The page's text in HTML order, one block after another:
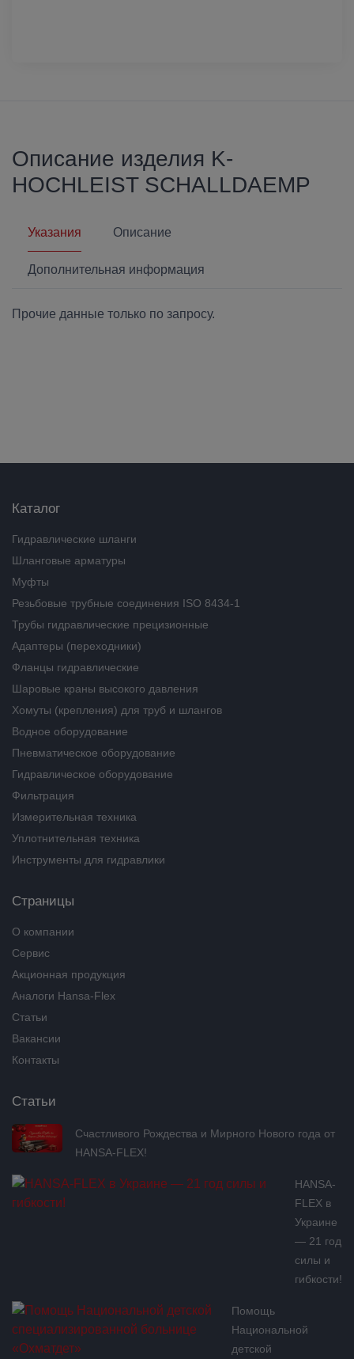
Описание изделия K-
HOCHLEIST SCHALLDAEMP
Указания Описание
Дополнительная информация
Прочие данные только по запросу.
Каталог
Гидравлические шланги
Шланговые арматуры
Муфты
Резьбовые трубные соединения ISO 8434-1
Трубы гидравлические прецизионные
Адаптеры (переходники)
Фланцы гидравлические
Шаровые краны высокого давления
Хомуты (крепления) для труб и шлангов
Водное оборудование
Пневматическое оборудование
Гидравлическое оборудование
Фильтрация
Измерительная техника
Уплотнительная техника
Инструменты для гидравлики
Страницы
О компании
Сервис
Акционная продукция
Аналоги Hansa-Flex
Статьи
Вакансии
Контакты
Статьи
Счастливого Рождества и Мирного Нового года от
HANSA-FLEX!
HANSA-
FLEX в
Украине
— 21 год
силы и
гибкости!
Помощь
Национальной
детской